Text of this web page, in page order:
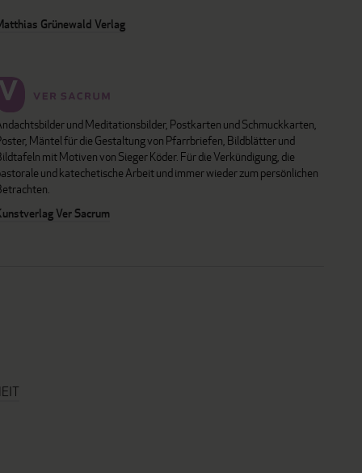
Grünewald Verlag
und Meditationsbilder, Postkarten und Schmuckkarten,
Mäntel für die Gestaltung von Pfarrbriefen, Bildblätter und
mit Motiven von Sieger Köder. Für die Verkündigung, die
und katechetische Arbeit und immer wieder zum persönlichen
Ver Sacrum